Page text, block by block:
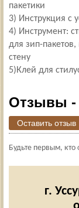
пакетики
3) Инструкция с
4) Инструмент:
для зип-
стену
5)Клей для
Отзывы -
Оставить отзыв
Будьте первым, кто
г.